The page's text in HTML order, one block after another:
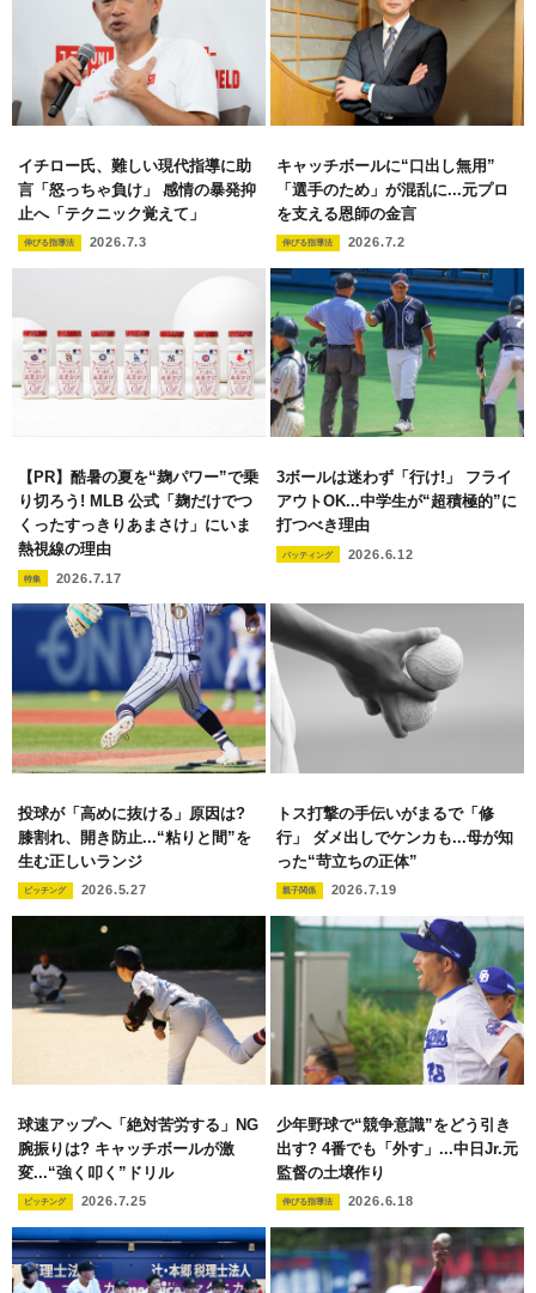
イチロー氏、難しい現代指導に助
言「怒っちゃ負け」 感情の暴発抑
止へ「テクニック覚えて」
伸びる指導法 2026.7.3
キャッチボールに“口出し無用”
「選手のため」が混乱に...元プロ
を支える恩師の金言
伸びる指導法 2026.7.2
【PR】酷暑の夏を“麹パワー”で乗
り切ろう! MLB 公式「麹だけでつ
くったすっきりあまさけ」にいま
熱視線の理由
特集 2026.7.17
3ボールは迷わず「行け!」 フライ
アウトOK...中学生が“超積極的”に
打つべき理由
バッティング 2026.6.12
投球が「高めに抜ける」原因は?
膝割れ、開き防止...“粘りと間”を
生む正しいランジ
ピッチング 2026.5.27
トス打撃の手伝いがまるで「修
行」 ダメ出しでケンカも...母が知
った“苛立ちの正体”
親子関係 2026.7.19
球速アップへ「絶対苦労する」NG
腕振りは? キャッチボールが激
変...“強く叩く”ドリル
ピッチング 2026.7.25
少年野球で“競争意識”をどう引き
出す? 4番でも「外す」...中日Jr.元
監督の土壌作り
伸びる指導法 2026.6.18